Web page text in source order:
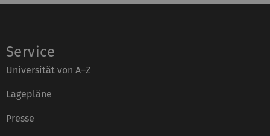
Service
Universität von A–Z
Lagepläne
Presse